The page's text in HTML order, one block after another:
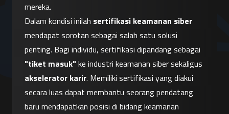
mereka.
Dalam kondisi inilah sertifikasi keamanan siber
mendapat sorotan sebagai salah satu solusi
"tiket masuk"
akselerator karir. Memiliki sertifikasi yang diakui
secara luas dapat membantu seorang pendatang
baru mendapatkan posisi di bidang keamanan